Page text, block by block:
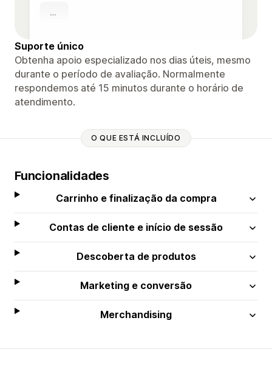
Suporte único
Obtenha apoio especializado nos dias úteis, mesmo
durante o período de avaliação. Normalmente
respondemos até 15 minutos durante o horário de
atendimento.
O QUE ESTÁ INCLUÍDO
Funcionalidades
Carrinho e finalização da compra
Contas de cliente e início de sessão
Descoberta de produtos
Marketing e conversão
Merchandising